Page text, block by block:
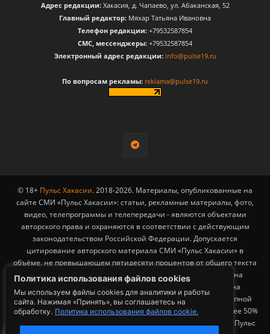
Политика использования файлов cookies
Мы используем файлы cookies для аналитики и работы
сайта. Нажимая «Принять», вы соглашаетесь на
обработку. Политика использования файлов cookie.
Адрес редакции:Хакасия, д. Чапаево, ул. Абаканская, 52
Главный редактор: Мяхар Татьяна Ивановна
Телефон редакции: +79532587854
CМС, мессенджеры: +79532587854
Электронный адрес редакции: info@pulse19.ru
По вопросам рекламы: reklama@pulse19.ru
© 18+ Пульс Хакасии. 2018-2026. Материалы, опубликованные на
сайте СМИ «Пульс Хакасии»: статьи, рекламные материалы, фото,
видео, телепрограммы и телепередачи - являются объектами
авторского права и охраняются в соответствии с действующим
законодательством Российской Федерации. Допускается
цитирование авторского материала СМИ «Пульс Хакасии» в
объёме, не превышающем пятидесяти процентов от общего текста
публикации с обязательным размещением гиперссылки на
страницу заимствования материала. Гиперссылка должна
размещаться в тексте цитируемого материала и быть доступной
для индексации поисковыми системами. Заимствование более 50%
общего объема материала, опубликованного на сайте СМИ «Пульс